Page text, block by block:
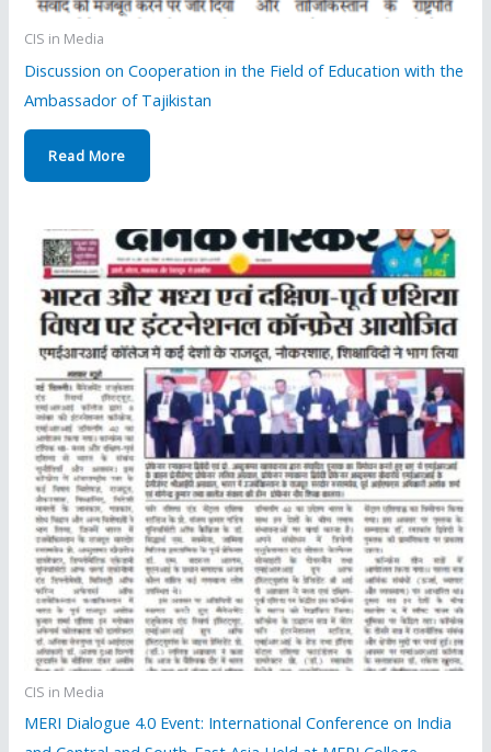
CIS in Media
Discussion on Cooperation in the Field of Education with the
Ambassador of Tajikistan
Read More
CIS in Media
MERI Dialogue 4.0 Event: International Conference on India